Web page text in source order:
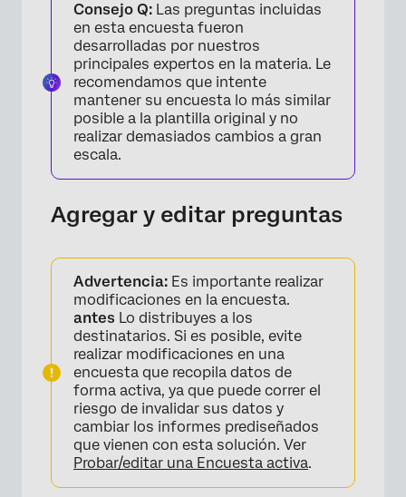
×
Consejo Q: Las preguntas incluidas
en esta encuesta fueron
desarrolladas por nuestros
principales expertos en la materia. Le
recomendamos que intente
mantener su encuesta lo más similar
posible a la plantilla original y no
realizar demasiados cambios a gran
escala.
Agregar y editar preguntas
Advertencia: Es importante realizar
modificaciones en la encuesta.
antes Lo distribuyes a los
destinatarios. Si es posible, evite
realizar modificaciones en una
encuesta que recopila datos de
forma activa, ya que puede correr el
riesgo de invalidar sus datos y
cambiar los informes prediseñados
que vienen con esta solución. Ver
Probar/editar una Encuesta activa.